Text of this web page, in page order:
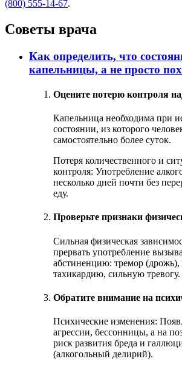
(800) 555-14-67.
Советы врача
Как определить, что
капельницы, а не просто
Оцените потерю контроля
Капельница необходима при
состоянии, из которого
самостоятельно более суток.
Потеря количественного и
контроля: Употребление
несколько дней почти без
еду.
Проверьте признаки
Сильная физическая
прервать употребление
абстиненцию: тремор (дрожь),
тахикардию, сильную тревогу.
Обратите внимание на
Психические изменения:
агрессии, бессонницы, а на
риск развития бреда и
(алкогольный делирий).